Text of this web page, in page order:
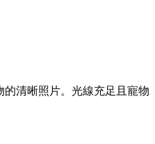
的清晰照片。光線充足且寵物